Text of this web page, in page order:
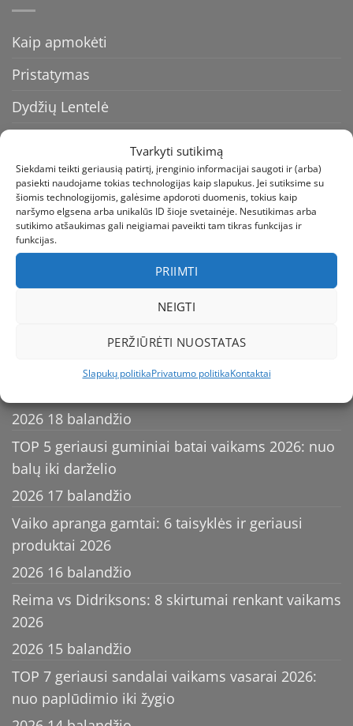
Tvarkyti sutikimą
Siekdami teikti geriausią patirtį, įrenginio informacijai saugoti ir (arba)
pasiekti naudojame tokias technologijas kaip slapukus. Jei sutiksime su
šiomis technologijomis, galėsime apdoroti duomenis, tokius kaip
naršymo elgsena arba unikalūs ID šioje svetainėje. Nesutikimas arba
sutikimo atšaukimas gali neigiamai paveikti tam tikras funkcijas ir
funkcijas.
PRIIMTI
NEIGTI
PERŽIŪRĖTI NUOSTATAS
Slapukų politikaPrivatumo politikaKontaktai
Kaip apmokėti
Pristatymas
Dydžių Lentelė
Kontaktai
Mūsų prekiniai ženklai
Privatumo politika
Kokius batus pirkti vaikui mokyklai rudenį 2026: 7
2026 18 balandžio
TOP 5 geriausi guminiai batai vaikams 2026: nuo
balų iki darželio
2026 17 balandžio
Vaiko apranga gamtai: 6 taisyklės ir geriausi
produktai 2026
2026 16 balandžio
Reima vs Didriksons: 8 skirtumai renkant vaikams
2026
2026 15 balandžio
TOP 7 geriausi sandalai vaikams vasarai 2026:
nuo paplūdimio iki žygio